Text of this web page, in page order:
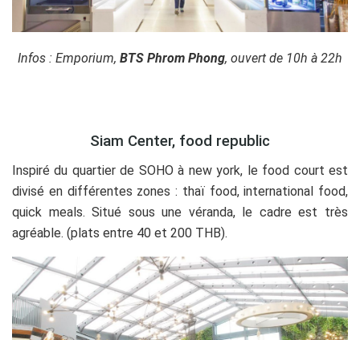
Infos : Emporium, BTS Phrom Phong, ouvert de 10h à 22h
Siam Center, food republic
Inspiré du quartier de SOHO à new york, le food court est
divisé en différentes zones : thaï food, international food,
quick meals. Situé sous une véranda, le cadre est très
agréable. (plats entre 40 et 200 THB).